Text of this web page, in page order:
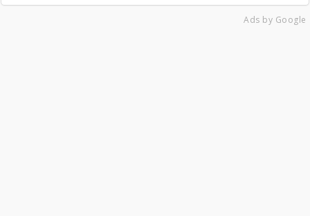
Ads by Google